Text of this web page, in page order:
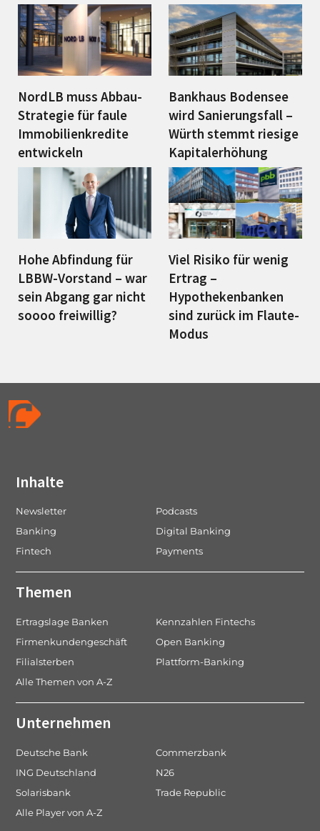
NordLB muss Abbau-
Strategie für faule
Immobilienkredite
entwickeln
Bankhaus Bodensee
wird Sanierungsfall –
Würth stemmt riesige
Kapitalerhöhung
Hohe Abfindung für
LBBW-Vorstand – war
sein Abgang gar nicht
soooo freiwillig?
Viel Risiko für wenig
Ertrag –
Hypothekenbanken
sind zurück im Flaute-
Modus
Inhalte
Newsletter
Podcasts
Banking
Digital Banking
Fintech
Payments
Themen
Ertragslage Banken
Kennzahlen Fintechs
Firmenkundengeschäft
Open Banking
Filialsterben
Plattform-Banking
Alle Themen von A-Z
Unternehmen
Deutsche Bank
Commerzbank
ING Deutschland
N26
Solarisbank
Trade Republic
Alle Player von A-Z